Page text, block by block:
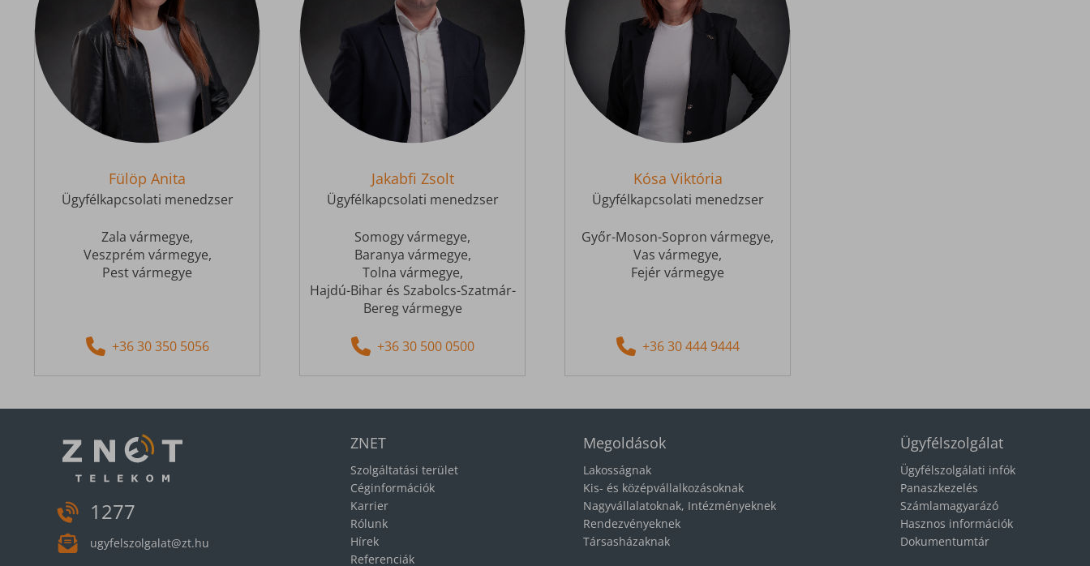
Fülöp Anita
Ügyfélkapcsolati menedzser
Zala vármegye,
Veszprém vármegye,
Pest vármegye
+36 30 350 5056
Jakabfi Zsolt
Ügyfélkapcsolati menedzser
Somogy vármegye,
Baranya vármegye,
Tolna vármegye,
Hajdú-Bihar és Szabolcs-Szatmár-
Bereg vármegye
+36 30 500 0500
Kósa Viktória
Ügyfélkapcsolati menedzser
Győr-Moson-Sopron vármegye,
Vas vármegye,
Fejér vármegye
+36 30 444 9444
1277
ugyfelszolgalat@zt.hu
ZNET
Szolgáltatási terület
Céginformációk
Karrier
Rólunk
Hírek
Referenciák
Megoldások
Lakosságnak
Kis- és középvállalkozásoknak
Nagyvállalatoknak, Intézményeknek
Rendezvényeknek
Társasházaknak
Ügyfélszolgálat
Ügyfélszolgálati infók
Panaszkezelés
Számlamagyarázó
Hasznos információk
Dokumentumtár